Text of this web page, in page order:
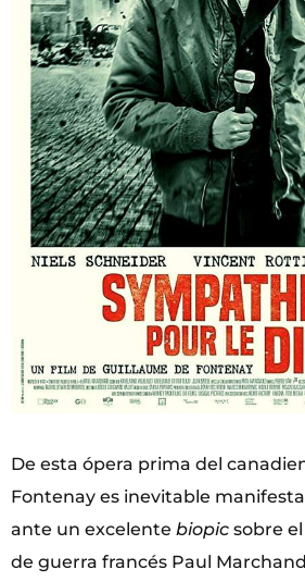
De esta ópera prima del
Fontenay es inevitable
ante un excelente biopic sobre
de guerra francés Paul